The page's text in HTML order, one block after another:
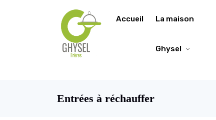
Accueil
La maison
Ghysel
Entrées à réchauffer